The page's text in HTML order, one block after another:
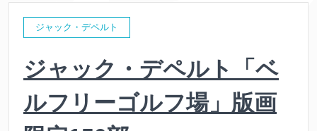
ジャック・デペルト
ジャック・デペルト「ベ
ルフリーゴルフ場」版画